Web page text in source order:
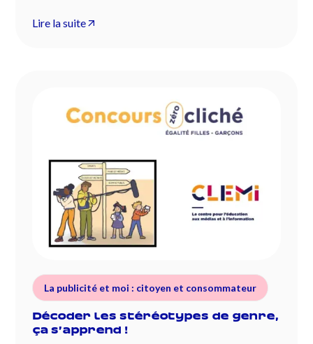
Lire la suite
La publicité et moi : citoyen et consommateur
Décoder les stéréotypes de genre,
ça s’apprend !